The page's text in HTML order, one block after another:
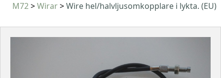
M72>Wirar>Wire hel/halvljusomkopplare i lykta. (EU)